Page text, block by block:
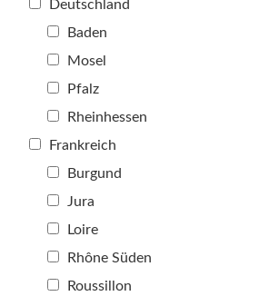
Deutschland
Baden
Mosel
Pfalz
Rheinhessen
Frankreich
Burgund
Jura
Loire
Rhône Süden
Roussillon